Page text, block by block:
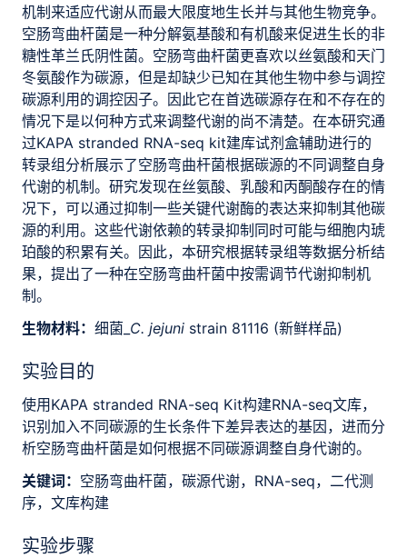
机制来适应代谢从而最大限度地生长并与其他生物竞争。
空肠弯曲杆菌是一种分解氨基酸和有机酸来促进生长的非
糖性革兰氏阴性菌。空肠弯曲杆菌更喜欢以丝氨酸和天门
冬氨酸作为碳源，但是却缺少已知在其他生物中参与调控
碳源利用的调控因子。因此它在首选碳源存在和不存在的
情况下是以何种方式来调整代谢的尚不清楚。在本研究通
过KAPA stranded RNA-seq kit建库试剂盒辅助进行的
转录组分析展示了空肠弯曲杆菌根据碳源的不同调整自身
代谢的机制。研究发现在丝氨酸、乳酸和丙酮酸存在的情
况下，可以通过抑制一些关键代谢酶的表达来抑制其他碳
源的利用。这些代谢依赖的转录抑制同时可能与细胞内琥
珀酸的积累有关。因此，本研究根据转录组等数据分析结
果，提出了一种在空肠弯曲杆菌中按需调节代谢抑制机
制。
生物材料： 细菌_ C. jejuni strain 81116 (新鲜样品)
实验目的
使用KAPA stranded RNA-seq Kit构建RNA-seq文库，
识别加入不同碳源的生长条件下差异表达的基因，进而分
析空肠弯曲杆菌是如何根据不同碳源调整自身代谢的。
关键词： 空肠弯曲杆菌，碳源代谢，RNA-seq，二代测
序，文库构建
实验步骤